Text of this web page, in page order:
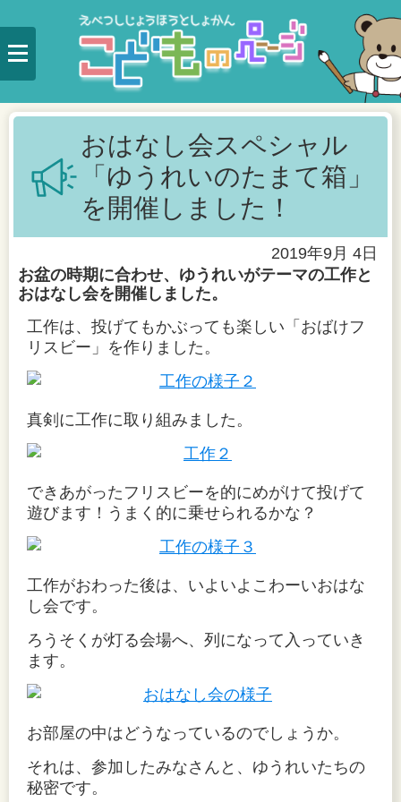
おはなし会スペシャル
「ゆうれいのたまて箱」
を開催しました！
2019年9月 4日
お盆の時期に合わせ、ゆうれいがテーマの工作と
おはなし会を開催しました。
工作は、投げてもかぶっても楽しい「おばけフ
リスビー」を作りました。
真剣に工作に取り組みました。
できあがったフリスビーを的にめがけて投げて
遊びます！うまく的に乗せられるかな？
工作がおわった後は、いよいよこわーいおはな
し会です。
ろうそくが灯る会場へ、列になって入っていき
ます。
お部屋の中はどうなっているのでしょうか。
それは、参加したみなさんと、ゆうれいたちの
秘密です。